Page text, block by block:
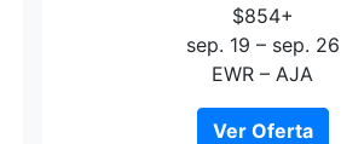
$854+
sep. 19 – sep. 26
EWR – AJA
Ver Oferta